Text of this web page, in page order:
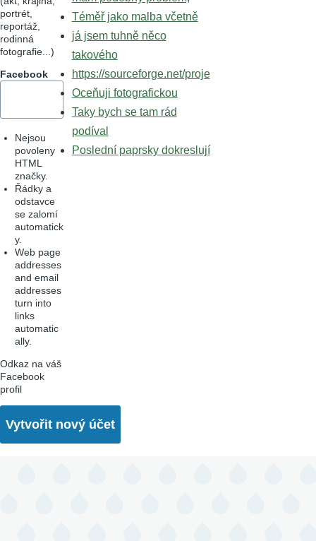
portrét,
reportáž,
rodinná
fotografie...)
Facebook
Nejsou
povoleny
HTML
značky.
Řádky a
odstavce
se zalomí
automatick
y.
Web page
addresses
and email
addresses
turn into
links
automatic
ally.
Odkaz na váš
Facebook
profil
Téměř jako malba včetně
já jsem tuhně něco
takového
https://sourceforge.net/proje
Oceňuji fotografickou
Taky bych se tam rád
podíval
Poslední paprsky dokreslují